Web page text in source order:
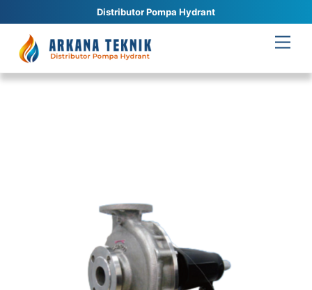
Distributor Pompa Hydrant
content